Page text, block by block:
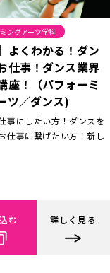
ングアーツ学科
よくわかる！ダン
仕事！ダンス業界
座！（パフォーミ
ツ／ダンス)
事にしたい方！ダンスを
仕事に繋げたい方！新し
む 詳しく見る